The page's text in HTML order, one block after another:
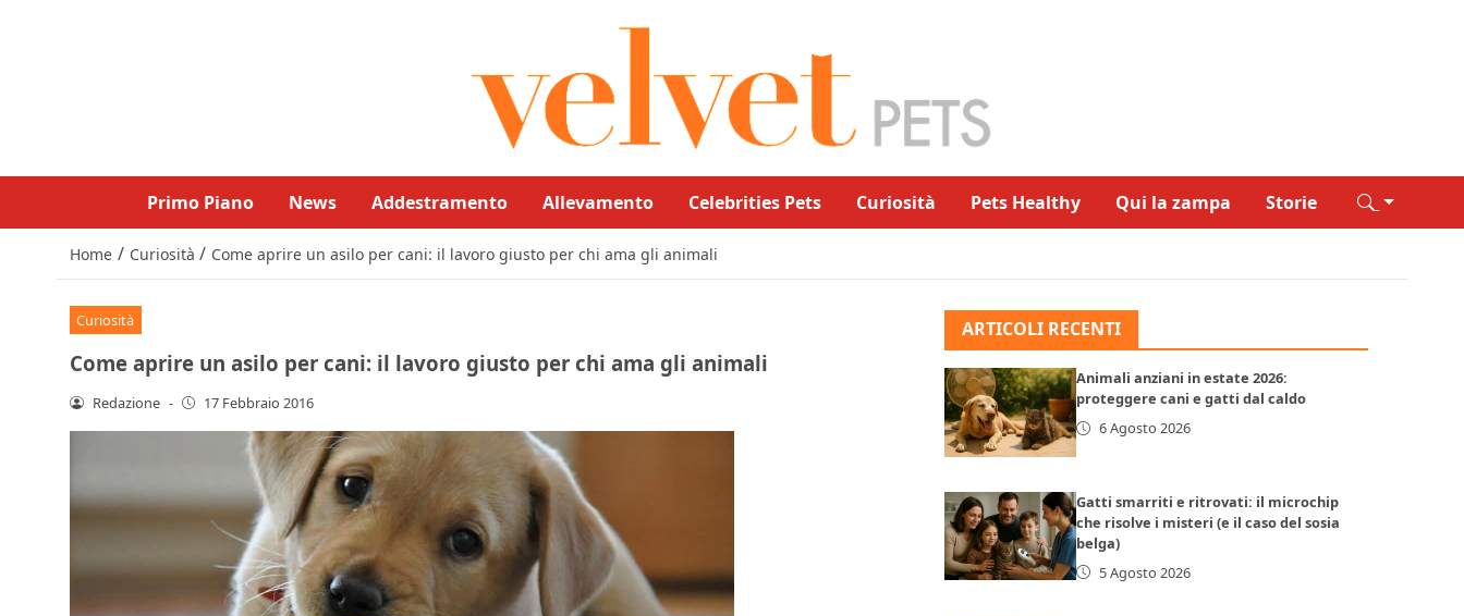
Primo Piano News Addestramento Allevamento Celebrities Pets Curiosità Pets Healthy Qui la zampa Storie
Home / Curiosità / Come aprire un asilo per cani: il lavoro giusto per chi ama gli animali
Curiosità
Come aprire un asilo per cani: il lavoro giusto per chi ama gli animali
Redazione - 17 Febbraio 2016
ARTICOLI RECENTI
Animali anziani in estate 2026:
proteggere cani e gatti dal caldo
6 Agosto 2026
Gatti smarriti e ritrovati: il microchip
che risolve i misteri (e il caso del sosia
belga)
5 Agosto 2026